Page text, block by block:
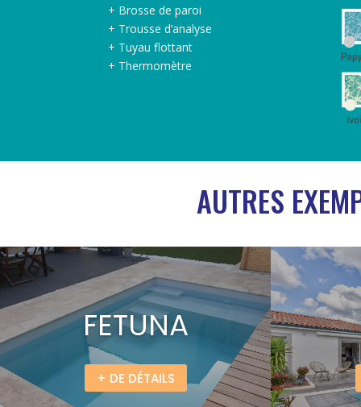
+ Brosse de paroi
+ Trousse d’analyse
+ Tuyau flottant
+ Thermomètre
AUTRES
FETUNA
+ DE DÉTAILS